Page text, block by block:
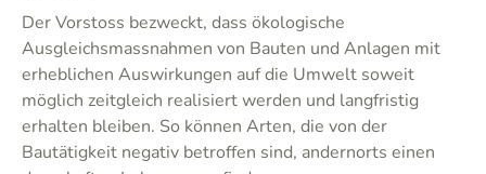
Der Vorstoss bezweckt, dass ökologische
Ausgleichsmassnahmen von Bauten und Anlagen mit
erheblichen Auswirkungen auf die Umwelt soweit
möglich zeitgleich realisiert werden und langfristig
erhalten bleiben. So können Arten, die von der
Bautätigkeit negativ betroffen sind, andernorts einen